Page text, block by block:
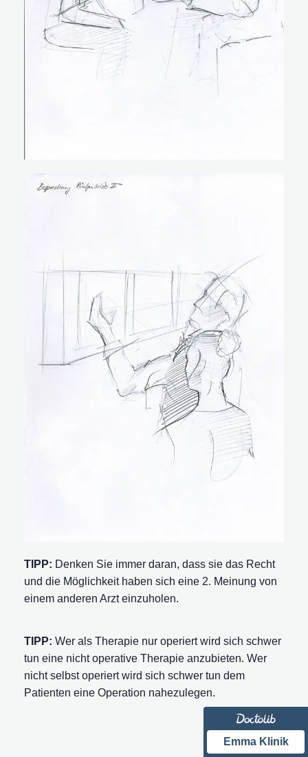
Emma Klinik
TIPP: Denken Sie immer daran, dass sie das Recht
und die Möglichkeit haben sich eine 2. Meinung von
einem anderen Arzt einzuholen.
TIPP: Wer als Therapie nur operiert wird sich schwer
tun eine nicht operative Therapie anzubieten. Wer
nicht selbst operiert wird sich schwer tun dem
Patienten eine Operation nahezulegen.